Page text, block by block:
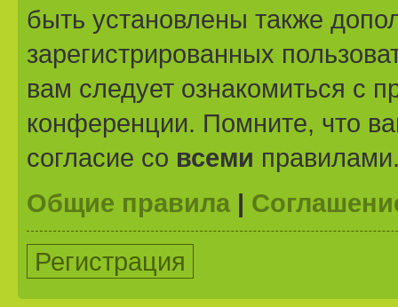
быть установлены также
зарегистрированных
вам следует ознакомиться с
конференции. Помните, что
согласие со всеми
Общие правила |
Регистрация